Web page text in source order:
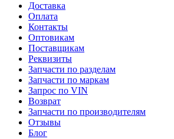
Доставка
Оплата
Контакты
Оптовикам
Поставщикам
Реквизиты
Запчасти по разделам
Запчасти по маркам
Запрос по VIN
Возврат
Запчасти по производителям
Отзывы
Блог